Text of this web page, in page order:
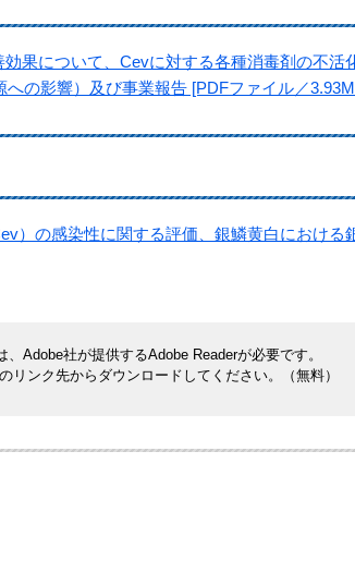
果について、Cevに対する各種消毒剤の不活
の影響）及び事業報告 [PDFファイル／
）の感染性に関する評価、銀鱗黄白における
Adobe社が提供するAdobe Readerが必要です。
リンク先からダウンロードしてください。（無料）